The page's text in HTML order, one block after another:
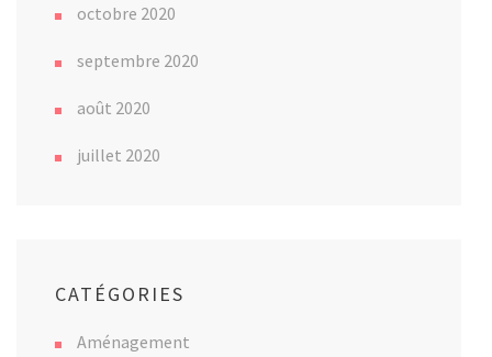
octobre 2020
septembre 2020
août 2020
juillet 2020
CATÉGORIES
Aménagement